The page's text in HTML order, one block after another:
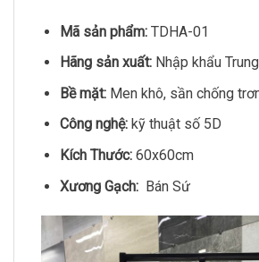
Mã sản phẩm:TDHA-01
Hãng sản xuất:Nhập khẩu
Bề mặt:Men khô, sần chống
Công nghệ:kỹ thuật số 5D
Kích Thước:60x60cm
Xương Gạch:Bán Sứ